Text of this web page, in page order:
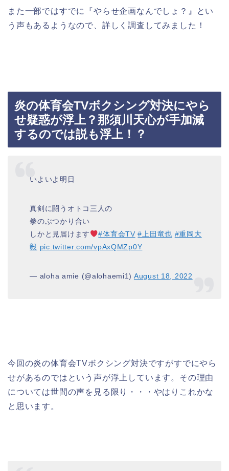
また一部ではすでに『やらせ企画なんでしょ？』とい
う声もあるようなので、詳しく調査してみました！
炎の体育会TVボクシング対決にやら
せ疑惑が浮上？那須川天心が手加減
するのでは説も浮上！？
いよいよ明日
真剣に闘うオトコ三人の
拳のぶつかり合い
しかと見届けます
#体育会TV #上田竜也 #重岡大
毅 pic.twitter.com/vpAxQMZp0Y
— aloha amie (@alohaemi1) August 18, 2022
今回の炎の体育会TVボクシング対決ですがすでにやら
せがあるのではという声が浮上しています。その理由
については世間の声を見る限り・・・やはりこれかな
と思います。